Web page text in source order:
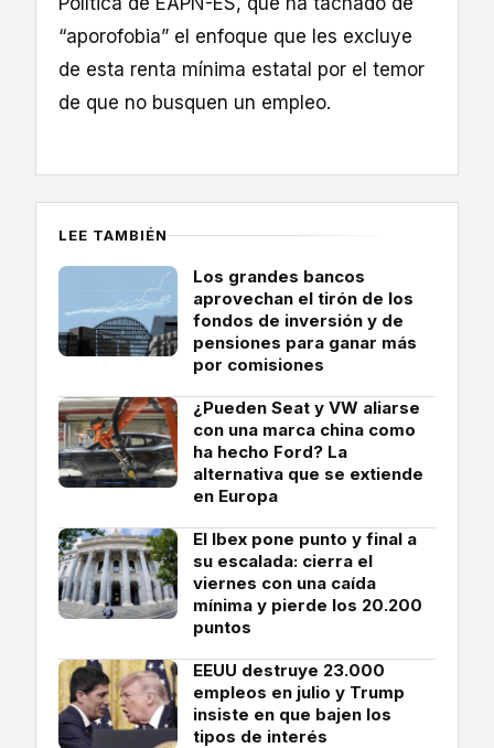
“aporofobia” el enfoque que les excluye
de esta renta mínima estatal por el temor
de que no busquen un empleo.
LEE TAMBIÉN
Los grandes bancos
aprovechan el tirón de los
fondos de inversión y de
pensiones para ganar más
por comisiones
¿Pueden Seat y VW aliarse
con una marca china como
ha hecho Ford? La
alternativa que se extiende
en Europa
El Ibex pone punto y final a
su escalada: cierra el
viernes con una caída
mínima y pierde los 20.200
puntos
EEUU destruye 23.000
empleos en julio y Trump
insiste en que bajen los
tipos de interés